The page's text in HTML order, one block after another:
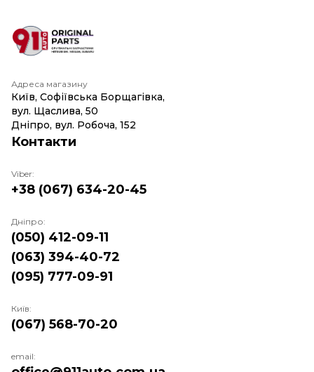
Адреса магазину
Київ, Софіївська Борщагівка,
вул. Щаслива, 50
Дніпро, вул. Робоча, 152
Контакти
Viber:
+38 (067) 634-20-45
Дніпро:
(050) 412-09-11
(063) 394-40-72
(095) 777-09-91
Київ:
(067) 568-70-20
email: